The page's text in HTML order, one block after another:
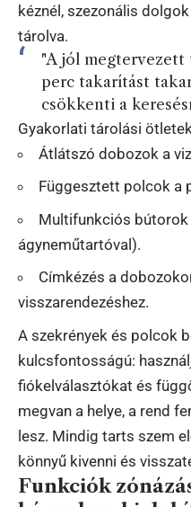
kéznél, szezonális
tárolva.
"A jól megtervezett
perc takarítást
csökkenti a
Gyakorlati tárolási
Átlátszó dobozok a
Függesztett polcok a
Multifunkciós
ágyneműtartóval).
Címkézés a
visszarendezéshez.
A szekrények és polcok
kulcsfontosságú:
fiókelválasztókat és
megvan a helye, a rend
lesz. Mindig tarts szem
könnyű kivenni és
Funkciók